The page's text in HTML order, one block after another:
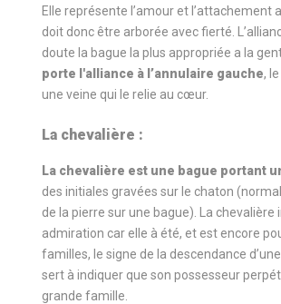
Elle représente l’amour et l’attachement
doit donc être arborée avec fierté.
doute la bague la plus appropriée a la
porte l'alliance à l’annulaire gauche,
une veine qui le relie au cœur.
La chevalière :
La chevalière est une bague portant
des initiales gravées sur le chaton
de la pierre sur une bague). La chevalière
admiration car elle à été, et est encore
familles, le signe de la descendance
sert à indiquer que son possesseur
grande famille.